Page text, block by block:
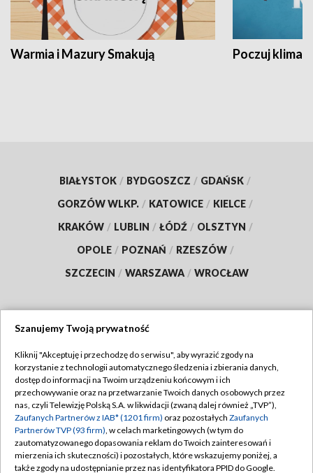
Warmia i Mazury Smakują Poczuj klimat
BIAŁYSTOK / BYDGOSZCZ / GDAŃSK /
GORZÓW WLKP. / KATOWICE / KIELCE /
KRAKÓW / LUBLIN / ŁÓDŹ / OLSZTYN /
OPOLE / POZNAŃ / RZESZÓW /
SZCZECIN / WARSZAWA / WROCŁAW
TVP
Abonament TVP
Emisja w TVP
Centrum informacji TVP
Naziemna Telewizja Cyfrowa
Regulamin TVP
Polityka prywatności
Moje zgody
Pomoc
Szanujemy Twoją prywatność
Kliknij "Akceptuję i przechodzę do serwisu", aby wyrazić zgody na
korzystanie z technologii automatycznego śledzenia i zbierania danych,
dostęp do informacji na Twoim urządzeniu końcowym i ich
przechowywanie oraz na przetwarzanie Twoich danych osobowych przez
nas, czyli Telewizję Polską S.A. w likwidacji (zwaną dalej również „TVP”),
Zaufanych Partnerów z IAB* (1201 firm) oraz pozostałych Zaufanych
Partnerów TVP (93 firm), w celach marketingowych (w tym do
zautomatyzowanego dopasowania reklam do Twoich zainteresowań i
mierzenia ich skuteczności) i pozostałych, które wskazujemy poniżej, a
także zgody na udostępnianie przez nas identyfikatora PPID do Google.